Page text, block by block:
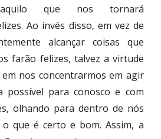
que nos tornará
Ao invés disso, em vez de
alcançar coisas que
farão felizes, talvez a virtude
nos concentrarmos em agir
possível para conosco e com
olhando para dentro de nós
o que é certo e bom. Assim, a